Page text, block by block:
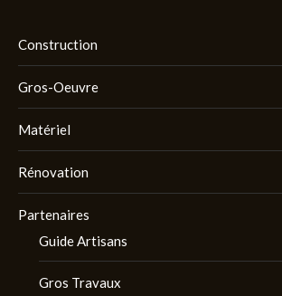
Construction
Gros-Oeuvre
Matériel
Rénovation
Partenaires
Guide Artisans
Gros Travaux